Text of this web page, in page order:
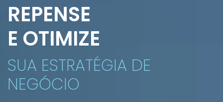
REPENSE
E OTIMIZE
SUA ESTRATÉGIA DE
NEGÓCIO